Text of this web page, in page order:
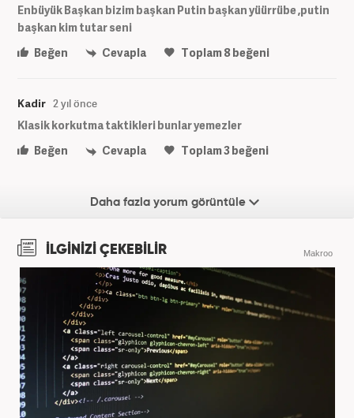
Enbüyük Başkan bizim başkan Putin başkan yüürrübe ,putin
başkan kim tutar seni
Beğen
Cevapla Toplam8beğeni
Kadir 2 yıl önce
Klasik korkutma taktikleri bunlar yemezler
Beğen
Cevapla Toplam3beğeni
Daha fazla yorum görüntüle
İLGİNİZİ ÇEKEBİLİR Makroo